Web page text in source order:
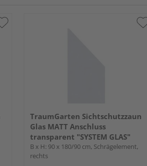
TraumGarten Sichtschutzzaun
Glas MATT Anschluss
transparent "SYSTEM GLAS"
B x H: 90 x 180/90 cm, Schrägelement,
rechts